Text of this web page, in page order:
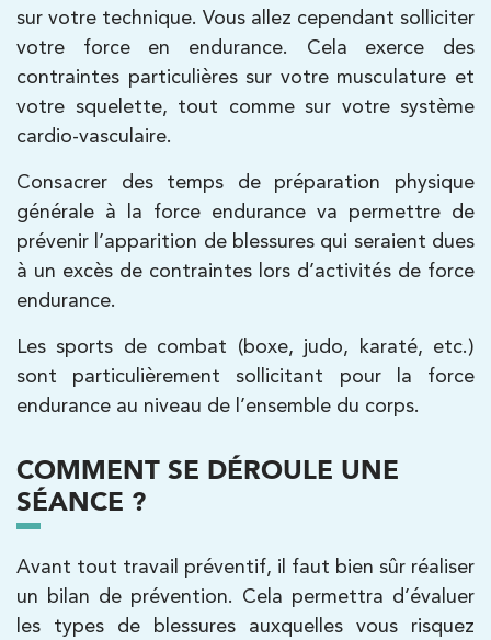
sur votre technique. Vous allez cependant solliciter
votre force en endurance. Cela exerce des
contraintes particulières sur votre musculature et
votre squelette, tout comme sur votre système
cardio-vasculaire.
Consacrer des temps de préparation physique
générale à la force endurance va permettre de
prévenir l’apparition de blessures qui seraient dues
à un excès de contraintes lors d’activités de force
endurance.
Les sports de combat (boxe, judo, karaté, etc.)
sont particulièrement sollicitant pour la force
endurance au niveau de l’ensemble du corps.
COMMENT SE DÉROULE UNE
SÉANCE ?
Avant tout travail préventif, il faut bien sûr réaliser
un bilan de prévention. Cela permettra d’évaluer
les types de blessures auxquelles vous risquez
5 Rue Monge 92170 Vanves
5 Rue Monge 92170 Vanves
01 46 44 33 92
PRENDRE RDV
PRENDRE RDV
199 Bd Saint-Germain 75007 Paris
01 43 25 10 20
PRENDRE RDV
Kinésithérapie
IK Bois Colombes – 92
1 Rue Mertens 92600 Bois-Colombes